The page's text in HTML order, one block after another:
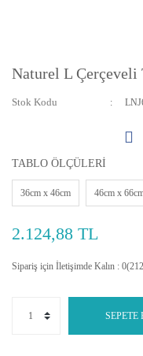
Naturel L Çerçeveli
Stok Kodu
TABLO ÖLÇÜLERİ
36cm x 46cm 46cm x
2.124,88 TL
Sipariş için İletişimde Kalın :
SEPETE